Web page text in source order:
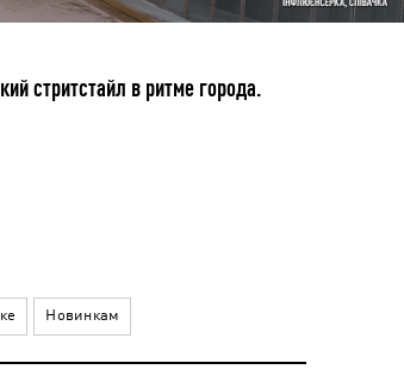
стритстайл в ритме города.
Новинкам